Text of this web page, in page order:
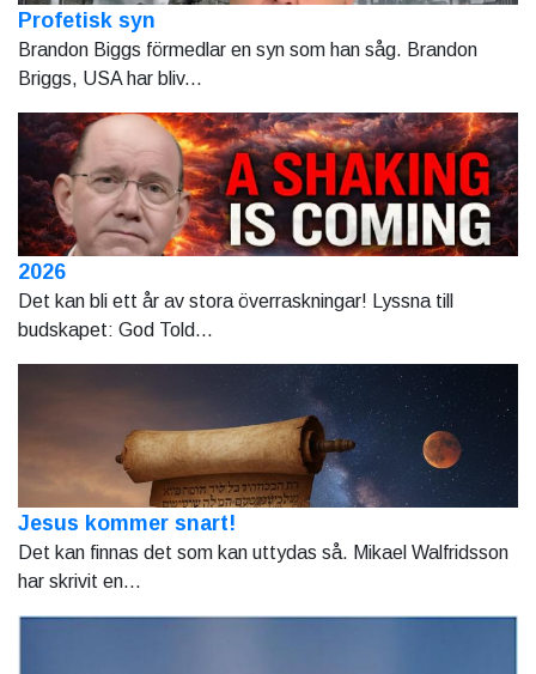
Profetisk syn
Brandon Biggs förmedlar en syn som han såg. Brandon
Briggs, USA har bliv...
2026
Det kan bli ett år av stora överraskningar! Lyssna till
budskapet: God Told...
Jesus kommer snart!
Det kan finnas det som kan uttydas så. Mikael Walfridsson
har skrivit en...